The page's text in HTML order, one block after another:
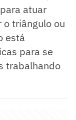
atuar
triângulo ou
está
para se
trabalhando